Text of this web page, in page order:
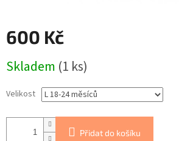
600 Kč
cena:
Skladem (1 ks)
Velikost
Přidat do košíku